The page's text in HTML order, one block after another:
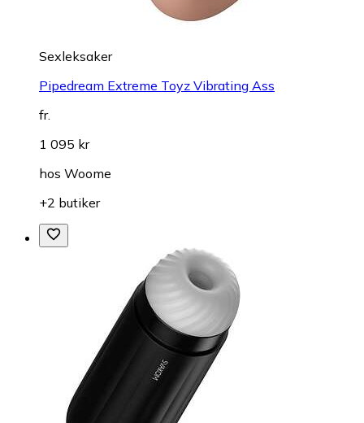
Sexleksaker
Pipedream Extreme Toyz Vibrating Ass
fr.
1 095 kr
hos Woome
+2 butiker